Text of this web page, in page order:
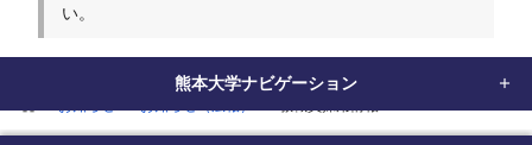
い。
熊本大学ナビゲーション